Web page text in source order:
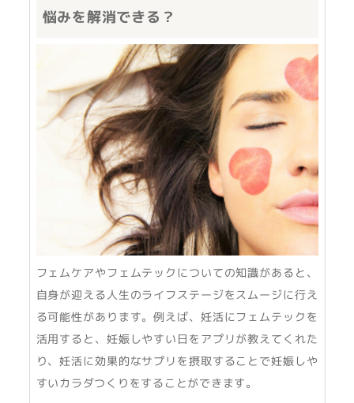
悩みを解消できる？
フェムケアやフェムテックについての知識があると、
自身が迎える人生のライフステージをスムージに行え
る可能性があります。例えば、妊活にフェムテックを
活用すると、妊娠しやすい日をアプリが教えてくれた
り、妊活に効果的なサプリを摂取することで妊娠しや
すいカラダつくりをすることができます。